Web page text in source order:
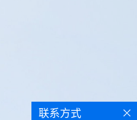
联系方式